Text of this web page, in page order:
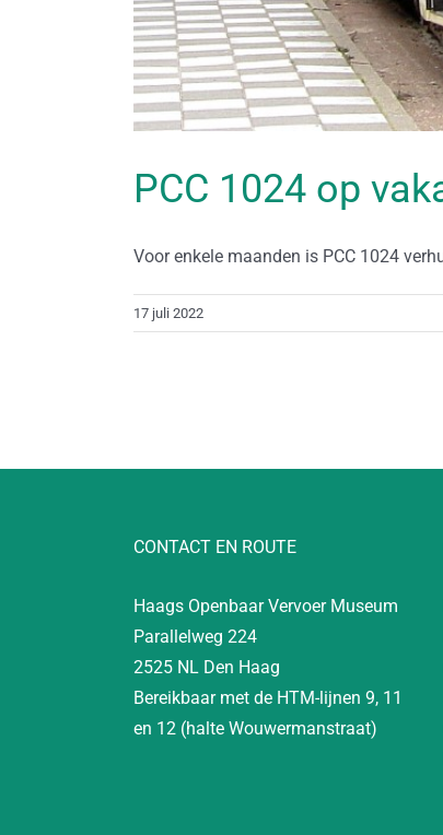
PCC 1024 op
Voor enkele maanden is PCC 1024
17 juli 2022
CONTACT EN ROUTE
Haags Openbaar Vervoer Museum
Parallelweg 224
2525 NL Den Haag
Bereikbaar met de HTM-lijnen 9, 11
en 12 (halte Wouwermanstraat)